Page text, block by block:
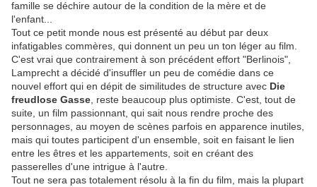
famille se déchire autour de la condition de la mère et de
l'enfant...
Tout ce petit monde nous est présenté au début par deux
infatigables commères, qui donnent un peu un ton léger au film.
C'est vrai que contrairement à son précédent effort "Berlinois",
Lamprecht a décidé d'insuffler un peu de comédie dans ce
nouvel effort qui en dépit de similitudes de structure avec Die
freudlose Gasse , reste beaucoup plus optimiste. C'est, tout de
suite, un film passionnant, qui sait nous rendre proche des
personnages, au moyen de scènes parfois en apparence inutiles,
mais qui toutes participent d'un ensemble, soit en faisant le lien
entre les êtres et les appartements, soit en créant des
passerelles d'une intrigue à l'autre.
Tout ne sera pas totalement résolu à la fin du film, mais la plupart